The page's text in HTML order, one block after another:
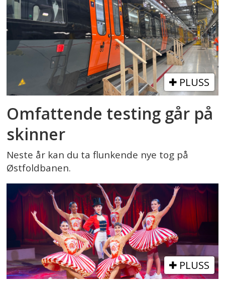
PLUSS
Omfattende testing går på
skinner
Neste år kan du ta flunkende nye tog på
Østfoldbanen.
PLUSS